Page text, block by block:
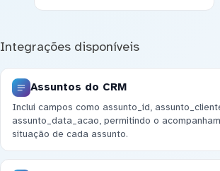
Integrações disponíveis
Assuntos do CRM
Inclui campos como assunto_id,
assunto_data_acao, permitindo o
situação de cada assunto.